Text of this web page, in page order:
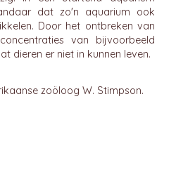
dat zo'n aquarium ook
Door het ontbreken van
van bijvoorbeeld
dieren er niet in kunnen leven.
zoöloog W. Stimpson.